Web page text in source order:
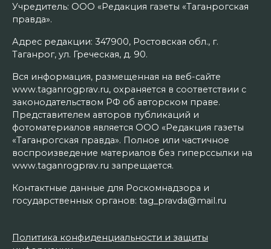
Учредитель: ООО «Редакция газеты «Таганрогская
правда».
Адрес редакции: 347900, Ростовская обл., г.
Таганрог, ул. Греческая, д. 90.
Вся информация, размещенная на веб-сайте
www.taganrogprav.ru, охраняется в соответствии с
законодательством РФ об авторском праве.
Представителем авторов публикаций и
фотоматериалов является ООО «Редакция газеты
«Таганрогская правда». Полное или частичное
воспроизведение материалов без гиперссылки на
www.taganrogprav.ru запрещается.
Контактные данные для Роскомнадзора и
государственных органов: tag_pravda@mail.ru
Политика конфиденциальности и защиты